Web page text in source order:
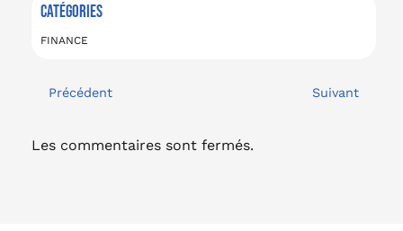
CATÉGORIES
FINANCE
Précédent Suivant
Les commentaires sont fermés.